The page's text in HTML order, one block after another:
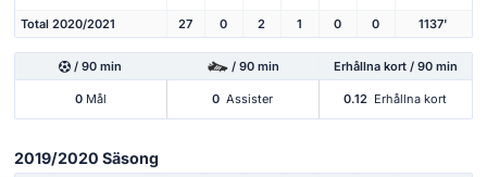
Total 2020/2021 27 0 2 1 0 0 1137'
/ 90 min / 90 min Erhållna kort / 90 min
0Mål 0 Assister 0.12 Erhållna kort
2019/2020 Säsong